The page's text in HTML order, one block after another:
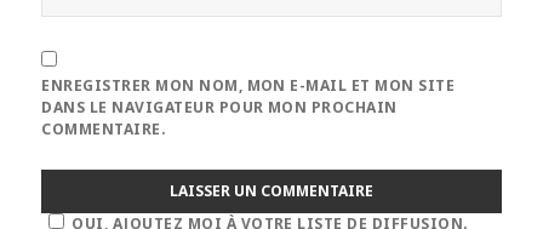
ENREGISTRER MON NOM, MON E-MAIL ET MON SITE
DANS LE NAVIGATEUR POUR MON PROCHAIN
COMMENTAIRE.
OUI, AJOUTEZ MOI À VOTRE LISTE DE DIFFUSION.